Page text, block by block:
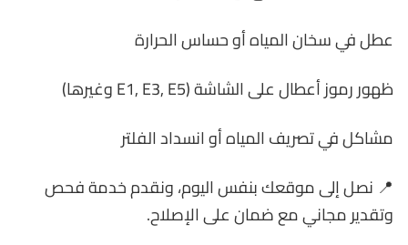
عطل في سخان المياه أو حساس الحرارة
ظهور رموز أعطال على الشاشة (E1, E3, E5 وغيرها)
مشاكل في تصريف المياه أو انسداد الفلتر
📍 نصل إلى موقعك بنفس اليوم، ونقدم خدمة فحص
وتقدير مجاني مع ضمان على الإصلاح.